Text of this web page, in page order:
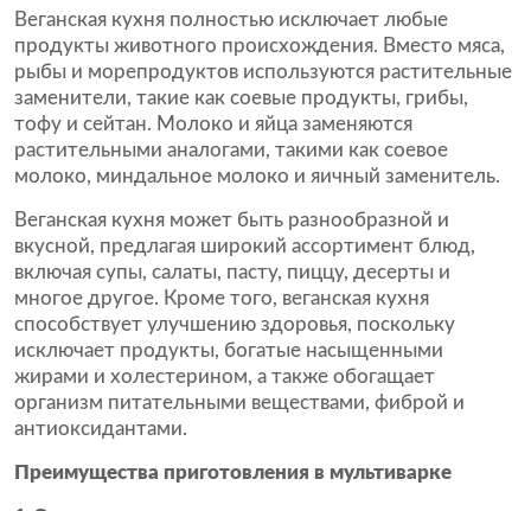
Веганская кухня полностью исключает любые
продукты животного происхождения. Вместо мяса,
рыбы и морепродуктов используются растительные
заменители, такие как соевые продукты, грибы,
тофу и сейтан. Молоко и яйца заменяются
растительными аналогами, такими как соевое
молоко, миндальное молоко и яичный заменитель.
Веганская кухня может быть разнообразной и
вкусной, предлагая широкий ассортимент блюд,
включая супы, салаты, пасту, пиццу, десерты и
многое другое. Кроме того, веганская кухня
способствует улучшению здоровья, поскольку
исключает продукты, богатые насыщенными
жирами и холестерином, а также обогащает
организм питательными веществами, фиброй и
антиоксидантами.
Преимущества приготовления в мультиварке